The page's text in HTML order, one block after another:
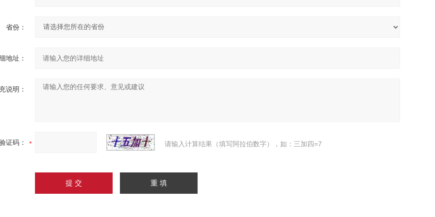
省份：
地址：
说明：
证码： 请输入计算结果（填写阿拉伯数字），如：三加四=7